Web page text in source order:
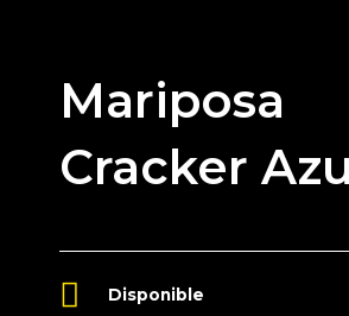
Mariposa
Cracker